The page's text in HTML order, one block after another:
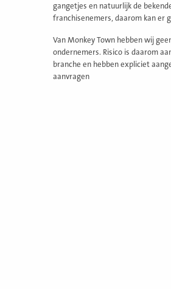
gangetjes en natuurlijk de
franchisenemers, daarom kan er
Van Monkey Town hebben wij
ondernemers. Risico is daarom
branche en hebben expliciet
aanvragen